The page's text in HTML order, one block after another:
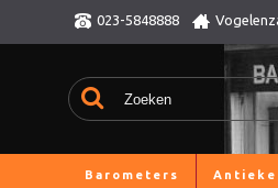
023-5848888
Barometers